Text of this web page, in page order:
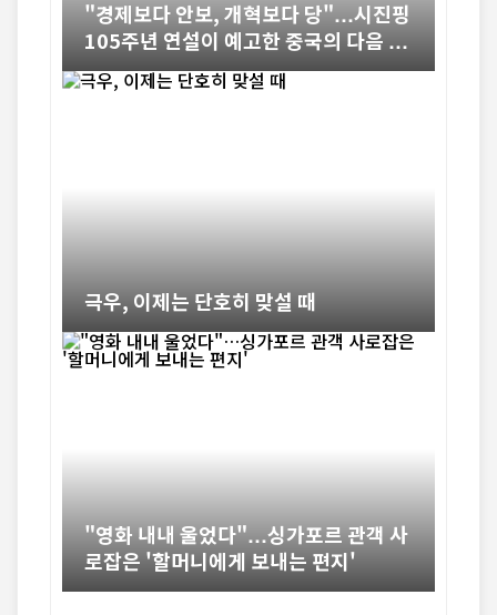
"경제보다 안보, 개혁보다 당"…시진핑
105주년 연설이 예고한 중국의 다음 1
0년
극우, 이제는 단호히 맞설 때
"영화 내내 울었다"…싱가포르 관객 사
로잡은 '할머니에게 보내는 편지'